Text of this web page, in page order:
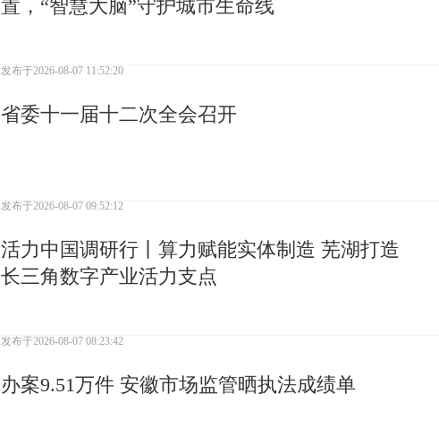
置，“智慧大脑”守护城市生命线
发布于2026-08-07 11:52:20
省委十一届十二次全会召开
发布于2026-08-07 09:52:12
活力中国调研行丨算力赋能实体制造 芜湖打造
长三角数字产业活力支点
发布于2026-08-07 08:23:42
办案9.51万件 安徽市场监管晒执法成绩单